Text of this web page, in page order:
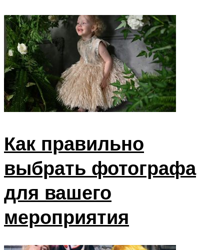
Как правильно
выбрать фотографа
для вашего
мероприятия